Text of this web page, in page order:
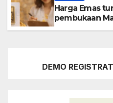
Harga Emas
pembukaan
DEMO